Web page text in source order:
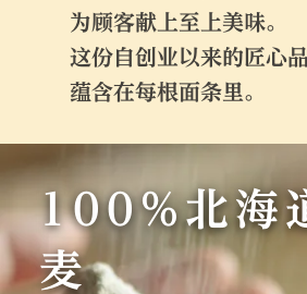
为顾客献上至上美味。
这份自创业以来的匠心
蕴含在每根面条里。
100%北海
麦